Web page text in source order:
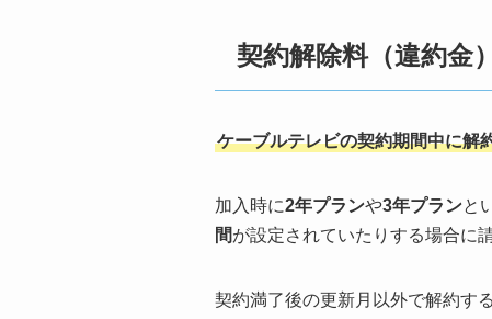
契約解除料（違約金）
ケーブルテレビの契約期間中に解
加入時に2年プランや3年プランと
間が設定されていたりする場合に
契約満了後の更新月以外で解約す